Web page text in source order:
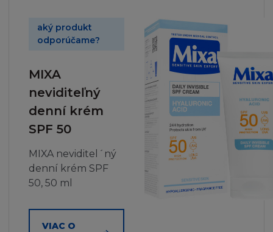
aký produkt
odporúčame?
MIXA
neviditeľný
denní krém
SPF 50
MIXA neviditel´ný
denní krém SPF
50, 50 ml
VIAC O